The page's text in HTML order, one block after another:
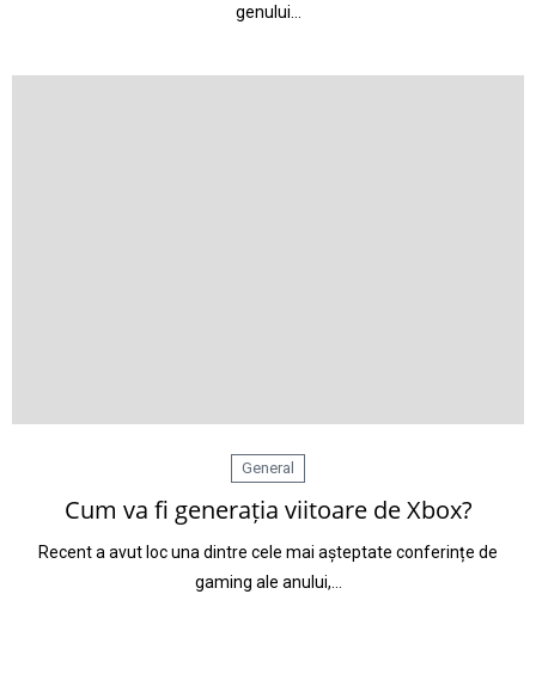
genului…
General
Cum va fi generația viitoare de Xbox?
Recent a avut loc una dintre cele mai așteptate conferințe de
gaming ale anului,…